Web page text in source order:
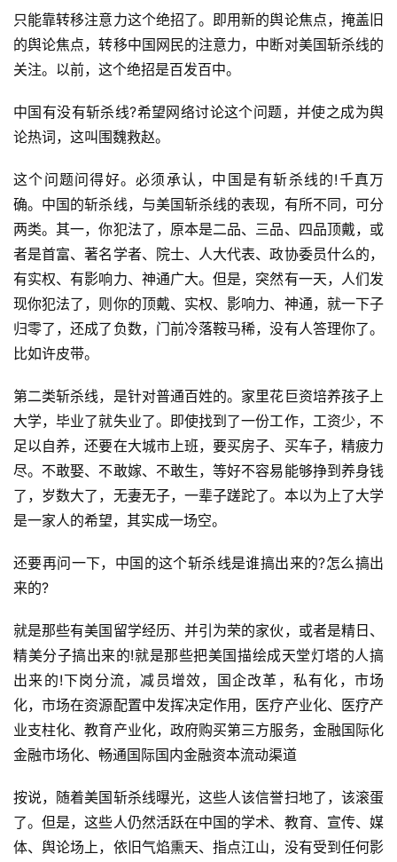
只能靠转移注意力这个绝招了。即用新的舆论焦点，掩盖旧
的舆论焦点，转移中国网民的注意力，中断对美国斩杀线的
关注。以前，这个绝招是百发百中。
中国有没有斩杀线?希望网络讨论这个问题，并使之成为舆
论热词，这叫围魏救赵。
这个问题问得好。必须承认，中国是有斩杀线的!千真万
确。中国的斩杀线，与美国斩杀线的表现，有所不同，可分
两类。其一，你犯法了，原本是二品、三品、四品顶戴，或
者是首富、著名学者、院士、人大代表、政协委员什么的，
有实权、有影响力、神通广大。但是，突然有一天，人们发
现你犯法了，则你的顶戴、实权、影响力、神通，就一下子
归零了，还成了负数，门前冷落鞍马稀，没有人答理你了。
比如许皮带。
第二类斩杀线，是针对普通百姓的。家里花巨资培养孩子上
大学，毕业了就失业了。即使找到了一份工作，工资少，不
足以自养，还要在大城市上班，要买房子、买车子，精疲力
尽。不敢娶、不敢嫁、不敢生，等好不容易能够挣到养身钱
了，岁数大了，无妻无子，一辈子蹉跎了。本以为上了大学
是一家人的希望，其实成一场空。
还要再问一下，中国的这个斩杀线是谁搞出来的?怎么搞出
来的?
就是那些有美国留学经历、并引为荣的家伙，或者是精日、
精美分子搞出来的!就是那些把美国描绘成天堂灯塔的人搞
出来的!下岗分流，减员增效，国企改革，私有化，市场
化，市场在资源配置中发挥决定作用，医疗产业化、医疗产
业支柱化、教育产业化，政府购买第三方服务，金融国际化
金融市场化、畅通国际国内金融资本流动渠道
按说，随着美国斩杀线曝光，这些人该信誉扫地了，该滚蛋
了。但是，这些人仍然活跃在中国的学术、教育、宣传、媒
体、舆论场上，依旧气焰熏天、指点江山，没有受到任何影